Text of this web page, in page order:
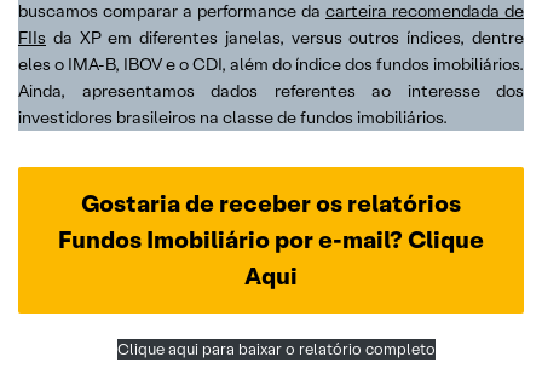
buscamos comparar a performance da carteira recomendada de
FIIs da XP em diferentes janelas, versus outros índices, dentre
eles o IMA-B, IBOV e o CDI, além do índice dos fundos imobiliários.
Ainda, apresentamos dados referentes ao interesse dos
investidores brasileiros na classe de fundos imobiliários.
Gostaria de receber os relatórios
Fundos Imobiliário por e-mail? Clique
Aqui
Clique aqui para baixar o relatório completo